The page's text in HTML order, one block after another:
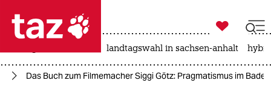
 taz zahl ich
taz zahl ich

taz zahl ich
landtagswahl in sachsen-anhalt
Das Buch zum Filmemacher Siggi Götz: Pragmatismus im